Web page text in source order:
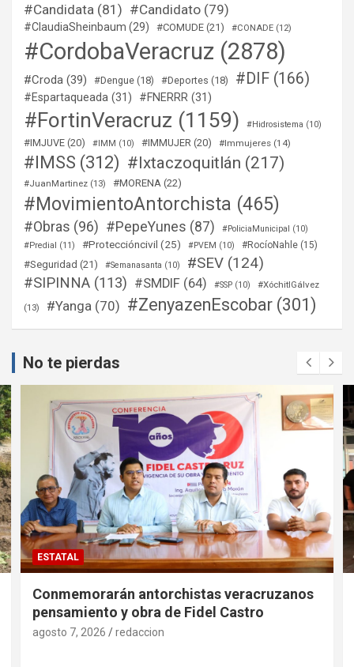
#Candidata (81) #Candidato (79)
#ClaudiaSheinbaum (29) #COMUDE (21) #CONADE (12)
#CordobaVeracruz (2878)
#Croda (39) #Dengue (18) #Deportes (18) #DIF (166)
#Espartaqueada (31) #FNERRR (31)
#FortinVeracruz (1159) #Hidrosistema (10)
#IMJUVE (20) #IMM (10) #IMMUJER (20) #Immujeres (14)
#IMSS (312) #Ixtaczoquitlán (217)
#JuanMartinez (13) #MORENA (22)
#MovimientoAntorchista (465)
#Obras (96) #PepeYunes (87) #PoliciaMunicipal (10)
#Predial (11) #Proteccióncivil (25) #PVEM (10) #RocíoNahle (15)
#Seguridad (21) #Semanasanta (10) #SEV (124)
#SIPINNA (113) #SMDIF (64) #SSP (10) #XóchitlGálvez
(13) #Yanga (70) #ZenyazenEscobar (301)
No te pierdas
ESTATAL
Conmemorarán antorchistas veracruzanos
pensamiento y obra de Fidel Castro
agosto 7, 2026 redaccion